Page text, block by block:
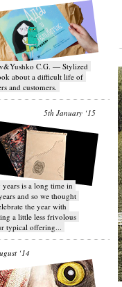
C.G. — Stylized
about a difficult life of
and customers.
5th January ‘15
years is a long time in
and so we thought
the year with
a little less frivolous
typical offering...
‘14